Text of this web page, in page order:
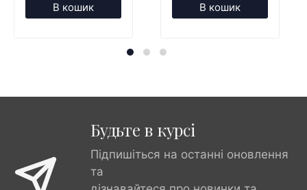
В кошик В кошик
Будьте в курсі
Підпишіться на останні оновлення
та